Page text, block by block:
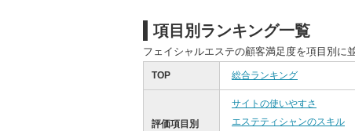
項目別ランキング一覧
フェイシャルエステの顧客満足度を項目別に
TOP 総合ランキング
評価項目別
サイトの使いやすさ
エステティシャンのスキル